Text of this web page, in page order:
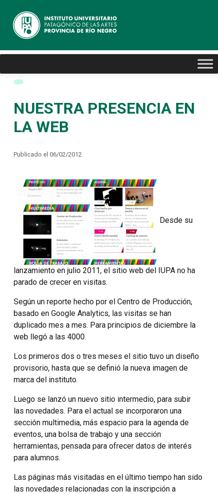
NUESTRA PRESENCIA EN
LA WEB
Publicado el 06/02/2012
Desde su
lanzamiento en julio 2011, el sitio web del IUPA no ha
parado de crecer en visitas.
Según un reporte hecho por el Centro de Producción,
basado en Google Analytics, las visitas se han
duplicado mes a mes. Para principios de diciembre la
web llegó a las 4000.
Los primeros dos o tres meses el sitio tuvo un diseño
provisorio, hasta que se definió la nueva imagen de
marca del instituto.
Luego se lanzó un nuevo sitio intermedio, para subir
las novedades. Para el actual se incorporaron una
sección multimedia, más espacio para la agenda de
eventos, una bolsa de trabajo y una sección
herramientas, pensada para ofrecer datos de interés
para alumnos.
Las páginas más visitadas en el último tiempo han sido
las novedades relacionadas con la inscripción a